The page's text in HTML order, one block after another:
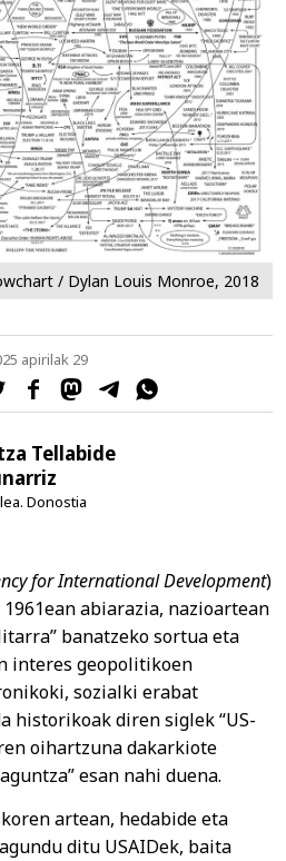
/ Dylan Louis Monroe, 2018
apirilak 29
Tellabide
Donostia
for International Development)
abiarazia, nazioartean
banatzeko sortua eta
interes geopolitikoen
sozialki erabat
historikoak diren siglek “US-
oihartzuna dakarkiote
esan nahi duena.
artean, hedabide eta
ditu USAIDek, baita